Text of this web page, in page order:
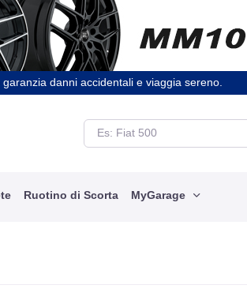
danni accidentali e viaggia sereno.
Ruotino di Scorta MyGarage